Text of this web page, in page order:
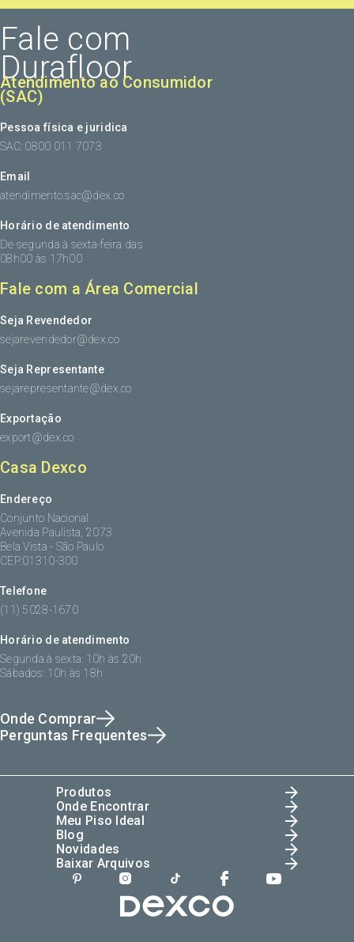
Fale com
Durafloor
Atendimento ao Consumidor
(SAC)
Pessoa física e juridica
SAC: 0800 011 7073
Email
atendimento.sac@dex.co
Horário de atendimento
De segunda à sexta-feira das
08h00 às 17h00
Fale com a Área Comercial
Seja Revendedor
sejarevendedor@dex.co
Seja Representante
sejarepresentante@dex.co
Exportação
export@dex.co
Casa Dexco
Endereço
Conjunto Nacional
Avenida Paulista, 2073
Bela Vista - São Paulo
CEP:01310-300
Telefone
(11) 5028-1670
Horário de atendimento
Segunda à sexta: 10h às 20h
Sábados: 10h às 18h
Onde Comprar
Perguntas Frequentes
Produtos
Onde Encontrar
Meu Piso Ideal
Blog
Novidades
Baixar Arquivos